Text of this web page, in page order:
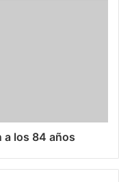
a los 84 años